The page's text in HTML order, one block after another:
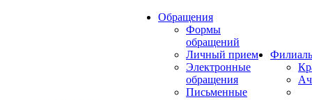
Обращения
Формы
обращений
Личный прием
Электронные
обращения
Письменные